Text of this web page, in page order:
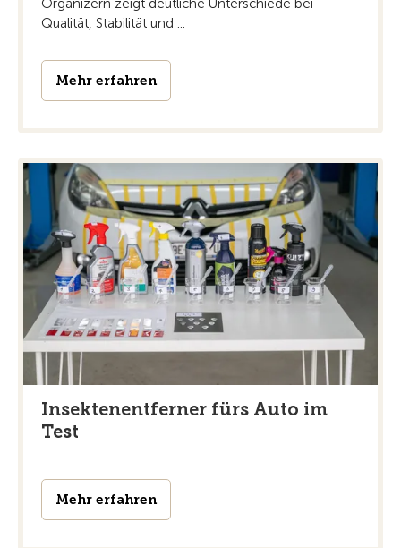
Organizern zeigt deutliche Unterschiede bei
Qualität, Stabilität und ...
Mehr erfahren
Insektenentferner fürs Auto im
Test
Mehr erfahren